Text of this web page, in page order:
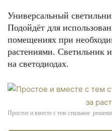
Универсальный
Подойдёт для
помещениях при
растениями. Светильник
на светодиодах.
Простое и вместе с тем стильное